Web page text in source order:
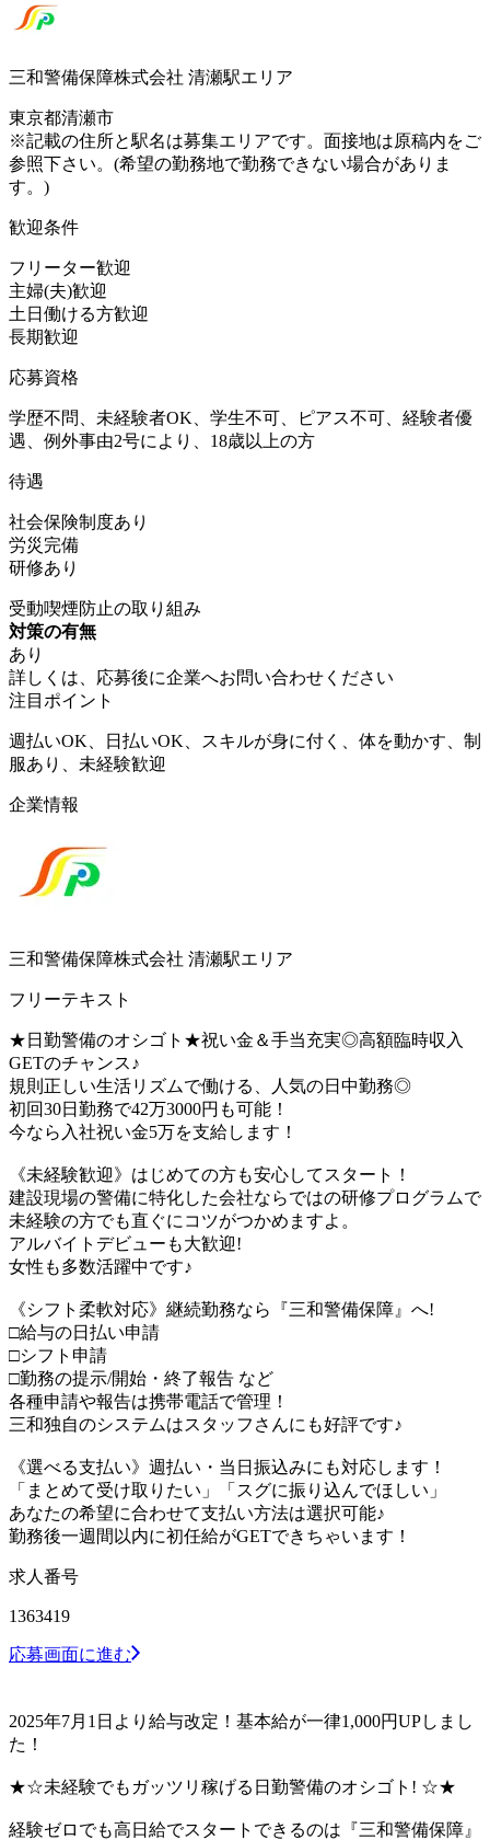
三和警備保障株式会社 清瀬駅エリア
東京都清瀬市
※記載の住所と駅名は募集エリアです。面接地は原稿内をご
参照下さい。(希望の勤務地で勤務できない場合がありま
す。)
歓迎条件
フリーター歓迎
主婦(夫)歓迎
土日働ける方歓迎
長期歓迎
応募資格
学歴不問、未経験者OK、学生不可、ピアス不可、経験者優
遇、例外事由2号により、18歳以上の方
待遇
社会保険制度あり
労災完備
研修あり
受動喫煙防止の取り組み
対策の有無
あり
詳しくは、応募後に企業へお問い合わせください
注目ポイント
週払いOK、日払いOK、スキルが身に付く、体を動かす、制
服あり、未経験歓迎
企業情報
三和警備保障株式会社 清瀬駅エリア
フリーテキスト
★日勤警備のオシゴト★祝い金＆手当充実◎高額臨時収入
GETのチャンス♪
規則正しい生活リズムで働ける、人気の日中勤務◎
初回30日勤務で42万3000円も可能！
今なら入社祝い金5万を支給します！
《未経験歓迎》はじめての方も安心してスタート！
建設現場の警備に特化した会社ならではの研修プログラムで
未経験の方でも直ぐにコツがつかめますよ。
アルバイトデビューも大歓迎!
女性も多数活躍中です♪
《シフト柔軟対応》継続勤務なら『三和警備保障』へ!
□給与の日払い申請
□シフト申請
□勤務の提示/開始・終了報告 など
各種申請や報告は携帯電話で管理！
三和独自のシステムはスタッフさんにも好評です♪
《選べる支払い》週払い・当日振込みにも対応します！
「まとめて受け取りたい」「スグに振り込んでほしい」
あなたの希望に合わせて支払い方法は選択可能♪
勤務後一週間以内に初任給がGETできちゃいます！
求人番号
1363419
応募画面に進む
2025年7月1日より給与改定！基本給が一律1,000円UPしまし
た！
★☆未経験でもガッツリ稼げる日勤警備のオシゴト! ☆★
経験ゼロでも高日給でスタートできるのは『三和警備保障』